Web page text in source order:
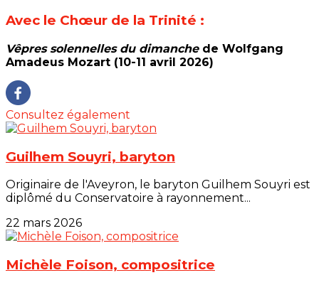
Avec le Chœur de la Trinité :
Vêpres solennelles du dimanchede Wolfgang
Amadeus Mozart (10-11 avril 2026)
Consultez également
Guilhem Souyri, baryton
Originaire de l'Aveyron, le baryton Guilhem Souyri est
diplômé du Conservatoire à rayonnement...
22 mars 2026
Michèle Foison, compositrice